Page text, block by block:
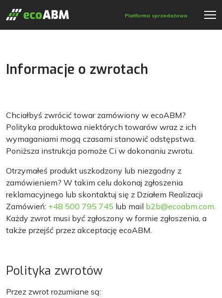
Platforma sprzedażowa
Informacje o zwrotach
Chciałbyś zwrócić towar zamówiony w ecoABM?
Polityka produktowa niektórych towarów wraz z ich
wymaganiami mogą czasami stanowić odstępstwa.
Poniższa instrukcja pomoże Ci w dokonaniu zwrotu.
Otrzymałeś produkt uszkodzony lub niezgodny z
zamówieniem? W takim celu dokonaj zgłoszenia
reklamacyjnego lub skontaktuj się z Działem Realizacji
Zamówień: +48 500 795 745 lub mail b2b@ecoabm.com.
Każdy zwrot musi być zgłoszony w formie zgłoszenia, a
także przejść przez akceptację ecoABM.
Polityka zwrotów
Przez zwrot rozumiane są: